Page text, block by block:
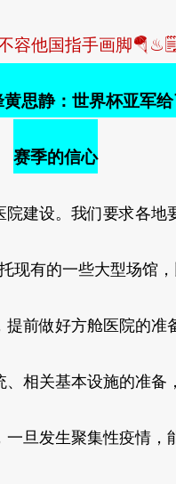
容他国指手画脚
思静：世界杯亚军
赛季的信心
建设。我们要求各地
现有的一些大型场馆
提前做好方舱医院的准
、相关基本设施的准备
一旦发生聚集性疫情，